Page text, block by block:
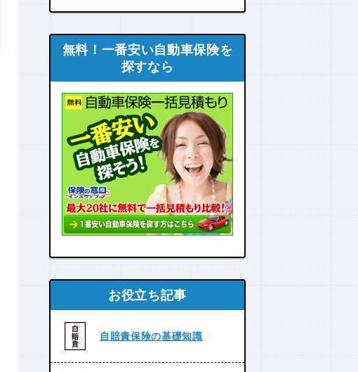
無料！一番安い自動車保険を
探すなら
お役立ち記事
自賠責保険の基礎知識